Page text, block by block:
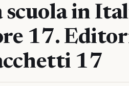
scuola in
17.
17